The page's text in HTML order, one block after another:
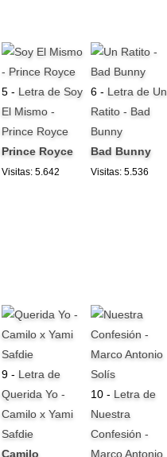
5 - Letra de Soy
El Mismo -
Prince Royce
Prince Royce
Visitas: 5.642
6 - Letra de Un
Ratito - Bad
Bunny
Bad Bunny
Visitas: 5.536
9 - Letra de
Querida Yo -
Camilo x Yami
Safdie
Camilo
10 - Letra de
Nuestra
Confesión -
Marco Antonio